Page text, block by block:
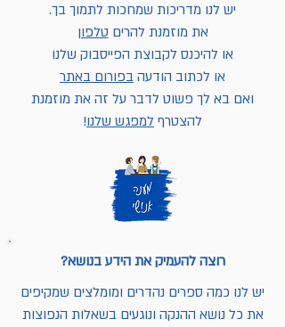
יש לנו מדריכות שמחכות לתמוך בך.
את מוזמנת להרים טלפון
או להיכנס לקבוצת הפייסבוק שלנו
או לכתוב הודעה בפורום באתר
ואם בא לך פשוט לדבר על זה את מוזמנת
להצטרף למפגש שלנו!
רוצה להעמיק את הידע בנושא?
יש לנו כמה ספרים נהדרים ומומלצים שמקיפים
את כל נושא ההנקה ונוגעים בשאלות הנפוצות